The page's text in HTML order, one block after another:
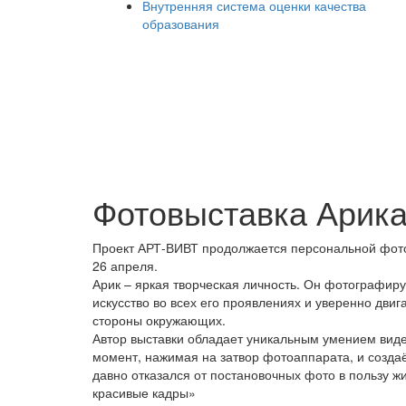
Внутренняя система оценки качества
образования
Фотовыставка
Проект АРТ-ВИВТ продолжается персональной
26 апреля.
Арик – яркая творческая личность. Он
искусство во всех его проявлениях и уверенно
стороны окружающих.
Автор выставки обладает уникальным умением
момент, нажимая на затвор фотоаппарата, и
давно отказался от постановочных фото в
красивые кадры»